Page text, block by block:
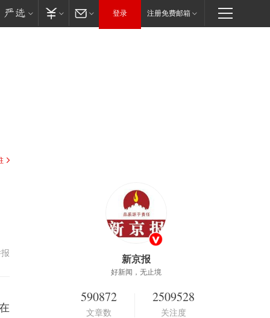
登录 注册免费邮箱
新京报
好新闻，无止境
590872
文章数
2509528
关注度